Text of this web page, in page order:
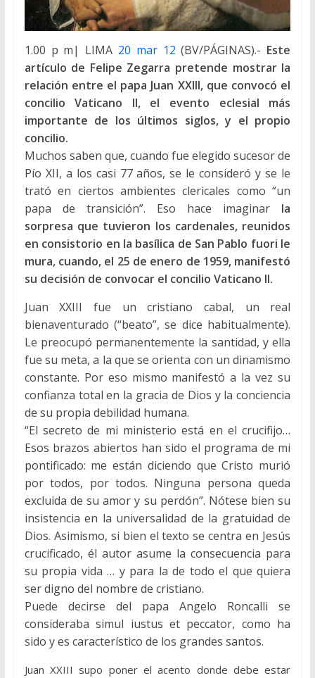
1.00 p m| LIMA 20 mar 12(BV/PÁGINAS).- Este
artículo de Felipe Zegarra pretende mostrar la
relación entre el papa Juan XXIII, que convocó el
concilio Vaticano II, el evento eclesial más
importante de los últimos siglos, y el propio
concilio.
Muchos saben que, cuando fue elegido sucesor de
Pío XII, a los casi 77 años, se le consideró y se le
trató en ciertos ambientes clericales como “un
papa de transición”. Eso hace imaginar la
sorpresa que tuvieron los cardenales, reunidos
en consistorio en la basílica de San Pablo fuori le
mura, cuando, el 25 de enero de 1959, manifestó
su decisión de convocar el concilio Vaticano II.
Juan XXIII fue un cristiano cabal, un real
bienaventurado (“beato”, se dice habitualmente).
Le preocupó permanentemente la santidad, y ella
fue su meta, a la que se orienta con un dinamismo
constante. Por eso mismo manifestó a la vez su
confianza total en la gracia de Dios y la conciencia
de su propia debilidad humana.
“El secreto de mi ministerio está en el crucifijo…
Esos brazos abiertos han sido el programa de mi
pontificado: me están diciendo que Cristo murió
por todos, por todos. Ninguna persona queda
excluida de su amor y su perdón”. Nótese bien su
insistencia en la universalidad de la gratuidad de
Dios. Asimismo, si bien el texto se centra en Jesús
crucificado, él autor asume la consecuencia para
su propia vida … y para la de todo el que quiera
ser digno del nombre de cristiano.
Puede decirse del papa Angelo Roncalli se
consideraba simul iustus et peccator, como ha
sido y es característico de los grandes santos.
Juan XXIII supo poner el acento donde debe estar